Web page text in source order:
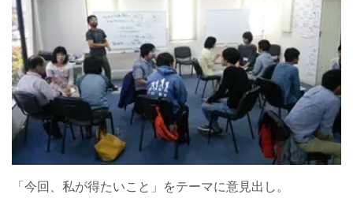
「今回、私が得たいこと」をテーマに意見出し。